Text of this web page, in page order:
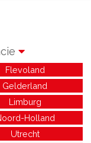
Flevoland
Gelderland
Limburg
Holland
Utrecht